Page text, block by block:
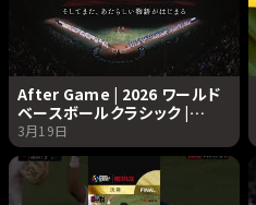
After Game | 2026 ワールド
ベースボールクラシック |
Netflix Japan
3月19日